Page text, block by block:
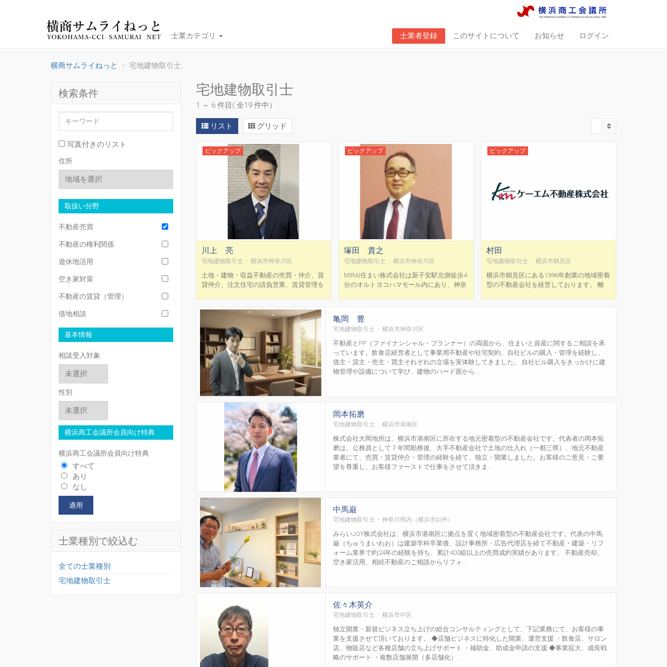
士業カテゴリ 士業者登録 このサイトについて お知らせ ログイン
横商サムライねっと 宅地建物取引士
検索条件
写真付きのリスト
住所
取扱い分野
不動産売買
不動産の権利関係
遊休地活用
空き家対策
不動産の賃貸（管理）
借地相談
基本情報
相談受入対象
性別
横浜商工会議所会員向け特典
横浜商工会議所会員向け特典
すべて
あり
なし
適用
士業種別で絞込む
全ての士業種別
宅地建物取引士
宅地建物取引士
1 ～ 6 件目( 全19 件中）
リスト グリッド
ピックアップ
川上 亮
宅地建物取引士 - 横浜市神奈川区
土地・建物・収益不動産の売買・仲介、賃
貸仲介、注文住宅の請負営業、賃貸管理を
り、様々な角度から不動産取引を提案させ
ていただきます。 オーナー様に寄り添った
賃貸管理も定評があります。 丁寧な対応を
心がけており、信頼を最も大切に...
ピックアップ
塚田 貴之
宅地建物取引士 - 横浜市神奈川区
MIRAI住まい株式会社は新子安駅北側徒歩4
分のオルトヨコハマモール内にあり、神奈
経験、ネットワークで、みなさまの「売り
たい」「買いたい」をお手伝いいたしま
す。相続で取得した不動産・活用していな
い不動産を売却されたい場合は、...
ピックアップ
村田
宅地建物取引士 - 横浜市鶴見区
横浜市鶴見区にある1996年創業の地域密着
型の不動産会社を経営しております。 離
の不動産会社では対応してもらえな...
亀岡 豊
宅地建物取引士 - 横浜市神奈川区
不動産とFP（ファイナンシャル・プランナー）の両面から、住まいと資産に関するご相談を承
っています。飲食店経営者として事業用不動産や社宅契約、自社ビルの購入・管理を経験し、
借主・貸主・売主・買主それぞれの立場を実体験してきました。 自社ビル購入をきっかけに建
物管理や設備について学び、建物のハード面から...
岡本拓磨
宅地建物取引士 - 横浜市港南区
株式会社大岡地所は、横浜市港南区に所在する地元密着型の不動産会社です。代表者の岡本拓
磨は、公務員として７年間勤務後、大手不動産会社で土地の仕入れ（一都三県）、地元不動産
業者にて、売買・賃貸仲介・管理の経験を経て、独立・開業しました。お客様のご意見・ご要
望を尊重し、お客様ファーストで仕事をさせて頂きま...
中馬巌
宅地建物取引士 - 神奈川県内（横浜市以外）
みらいJOY株式会社は、横浜市港南区に拠点を置く地域密着型の不動産会社です。代表の中馬
巌（ちゅうまいわお）は建築学科卒業後、設計事務所・広告代理店を経て不動産・建築・リフ
ォーム業界で約24年の経験を持ち、累計400組以上の売買成約実績があります。 不動産売却、
空き家活用、相続不動産のご相談からリフォ...
佐々木英介
宅地建物取引士 - 横浜市中区
独立開業・新規ビジネス立ち上げの総合コンサルティングとして、下記業務にて、お客様の事
業を支援させて頂いております。 ◆店舗ビジネスに特化した開業、運営支援 ・飲食店、サロン
店、物販店など各種店舗の立ち上げサポート ・補助金、助成金申請の支援 ◆事業拡大、成長戦
略のサポート ・複数店舗展開（多店舗化）...